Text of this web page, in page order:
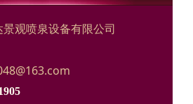
观喷泉设备有限公司